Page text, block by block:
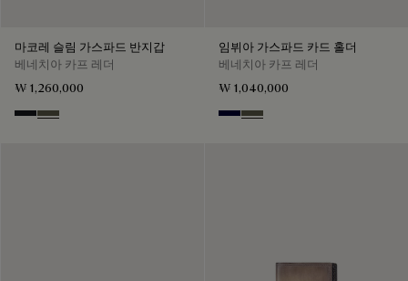
마코레 슬림 가스파드 반지갑
베네치아 카프 레더
₩ 1,260,000
Charcoal Gray
Selva Oscura
임뷔아 가스파드 카드 홀더
베네치아 카프 레더
₩ 1,040,000
Nero BluSelva Oscura